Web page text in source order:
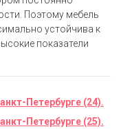
Поэтому мебель
устойчива к
показатели